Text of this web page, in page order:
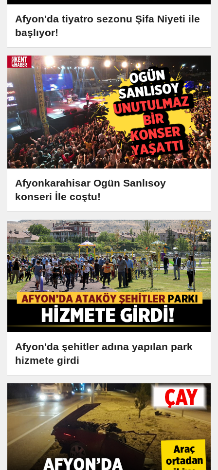
Afyon'da tiyatro sezonu Şifa Niyeti ile
başlıyor!
Afyonkarahisar Ogün Sanlısoy
konseri İle coştu!
Afyon'da şehitler adına yapılan park
hizmete girdi